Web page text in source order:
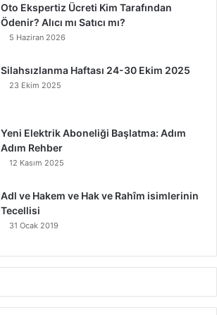
Oto Ekspertiz Ücreti Kim Tarafından
Ödenir? Alıcı mı Satıcı mı?
5 Haziran 2026
Silahsızlanma Haftası 24-30 Ekim 2025
23 Ekim 2025
Yeni Elektrik Aboneliği Başlatma: Adım
Adım Rehber
12 Kasım 2025
Adl ve Hakem ve Hak ve Rahîm isimlerinin
Tecellisi
31 Ocak 2019